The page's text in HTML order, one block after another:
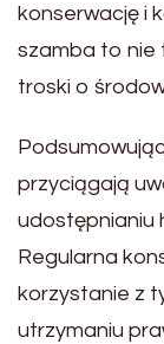
konserwację i
szamba to nie
troski o
przyciągają
udostępnianiu
Regularna
korzystanie z
utrzymaniu